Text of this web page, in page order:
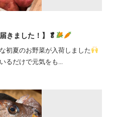
きました！】🥬
初夏のお野菜が入荷しました
るだけで元気をも...